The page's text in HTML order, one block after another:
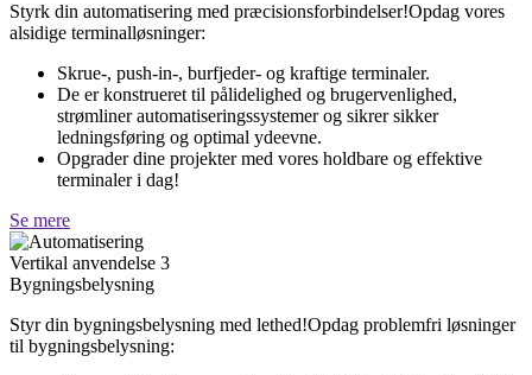
Styrk din automatisering med præcisionsforbindelser!Opdag vores
alsidige terminalløsninger:
Skrue-, push-in-, burfjeder- og kraftige terminaler.
De er konstrueret til pålidelighed og brugervenlighed,
strømliner automatiseringssystemer og sikrer sikker
ledningsføring og optimal ydeevne.
Opgrader dine projekter med vores holdbare og effektive
terminaler i dag!
Se mere
Vertikal anvendelse 3
Bygningsbelysning
Styr din bygningsbelysning med lethed!Opdag problemfri løsninger
til bygningsbelysning: